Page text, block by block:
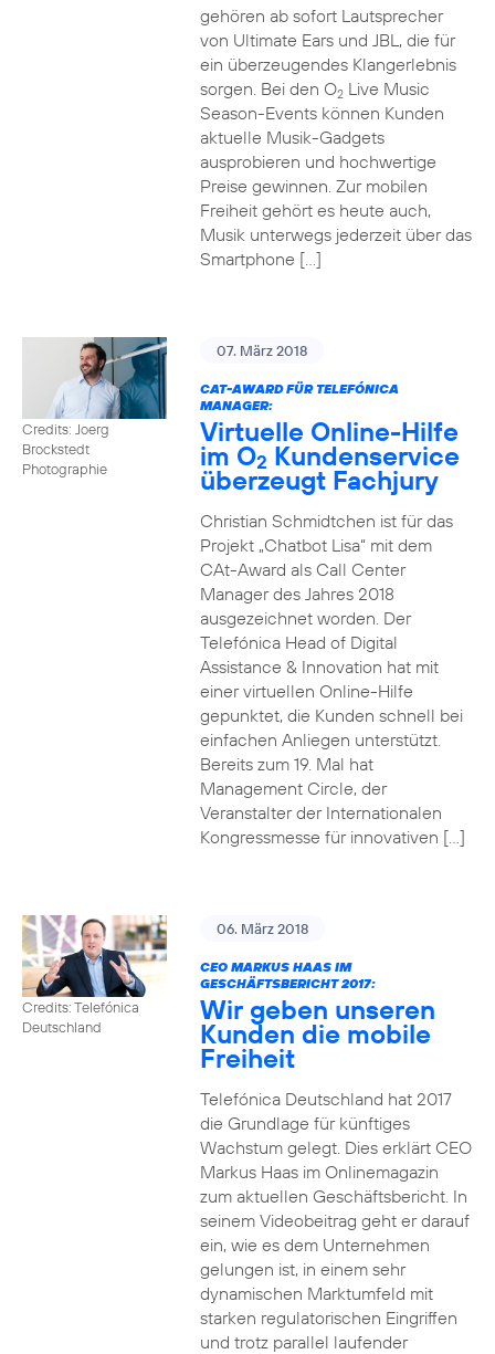
gehören ab sofort Lautsprecher
von Ultimate Ears und JBL, die für
ein überzeugendes Klangerlebnis
sorgen. Bei den O2Live Music
Season-Events können Kunden
aktuelle Musik-Gadgets
ausprobieren und hochwertige
Preise gewinnen. Zur mobilen
Freiheit gehört es heute auch,
Musik unterwegs jederzeit über das
Smartphone […]
Credits: Joerg
Brockstedt
Photographie
07. März 2018
CAT-AWARD FÜR TELEFÓNICA
MANAGER:
Virtuelle Online-Hilfe
im O2 Kundenservice
überzeugt Fachjury
Christian Schmidtchen ist für das
Projekt „Chatbot Lisa“ mit dem
CAt-Award als Call Center
Manager des Jahres 2018
ausgezeichnet worden. Der
Telefónica Head of Digital
Assistance & Innovation hat mit
einer virtuellen Online-Hilfe
gepunktet, die Kunden schnell bei
einfachen Anliegen unterstützt.
Bereits zum 19. Mal hat
Management Circle, der
Veranstalter der Internationalen
Kongressmesse für innovativen […]
Credits: Telefónica
Deutschland
06. März 2018
CEO MARKUS HAAS IM
GESCHÄFTSBERICHT 2017:
Wir geben unseren
Kunden die mobile
Freiheit
Telefónica Deutschland hat 2017
die Grundlage für künftiges
Wachstum gelegt. Dies erklärt CEO
Markus Haas im Onlinemagazin
zum aktuellen Geschäftsbericht. In
seinem Videobeitrag geht er darauf
ein, wie es dem Unternehmen
gelungen ist, in einem sehr
dynamischen Marktumfeld mit
starken regulatorischen Eingriffen
und trotz parallel laufender